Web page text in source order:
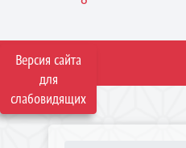
Версия сайта
для
слабовидящих